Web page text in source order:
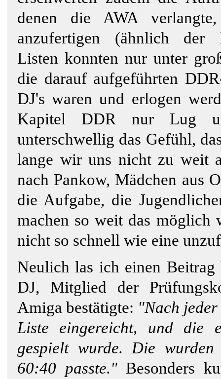
denen die AWA
anzufertigen (ähnlich der
Listen konnten nur unter
die darauf aufgeführten
DJ's waren und erlogen
Kapitel DDR nur Lug
unterschwellig das Gefühl,
lange wir uns nicht zu weit
nach Pankow, Mädchen aus
die Aufgabe, die
machen so weit das möglich
nicht so schnell wie eine
Neulich las ich einen
DJ, Mitglied der
Amiga bestätigte: "Nach
Liste eingereicht, und die
gespielt wurde. Die
60:40 passte."Besonders